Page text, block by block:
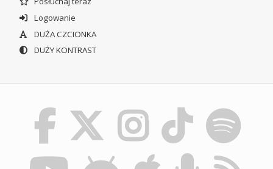
Logowanie
DUŻA CZCIONKA
DUŻY KONTRAST